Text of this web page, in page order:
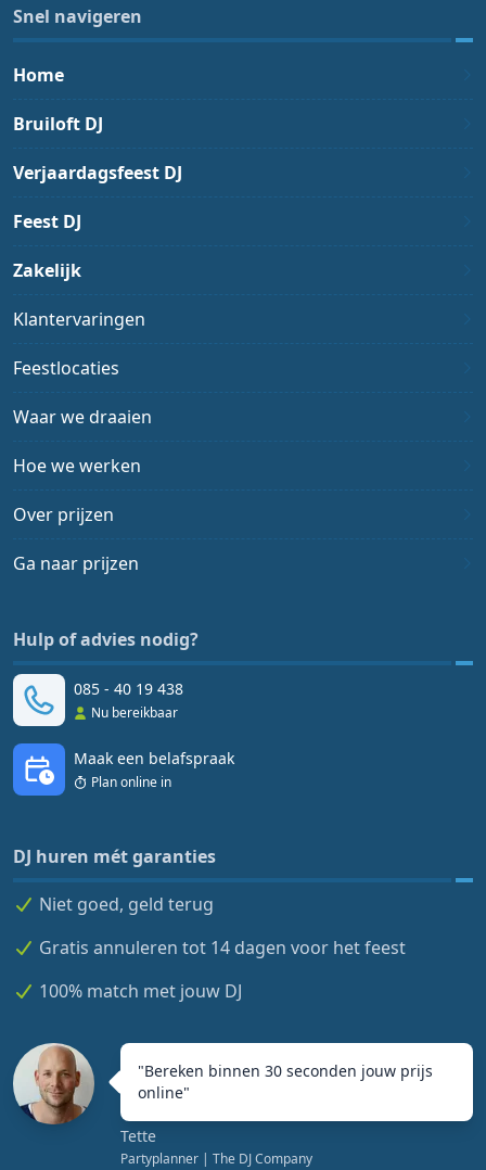
Snel navigeren
Home
Bruiloft DJ
Verjaardagsfeest DJ
Feest DJ
Zakelijk
Klantervaringen
Feestlocaties
Waar we draaien
Hoe we werken
Over prijzen
Ga naar prijzen
Hulp of advies nodig?
085 - 40 19 438
Nu bereikbaar
Maak een belafspraak
Plan online in
DJ huren mét garanties
Niet goed, geld terug
Gratis annuleren tot 14 dagen voor het feest
100% match met jouw DJ
"Bereken binnen 30 seconden jouw prijs
online"
Tette
Partyplanner | The DJ Company